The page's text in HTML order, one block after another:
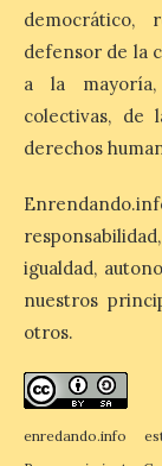
sábado 8 de
Matilla, […]
La I Feria
Artesana
arranca
acogida
8 Ago 2026
democrático,
defensor de la
a la
colectivas, de
derechos
igualdad,
nuestros
otros.
enredando.info